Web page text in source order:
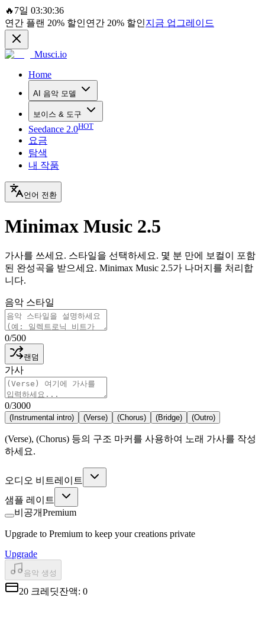
🔥 7일 03:30:36
연간 플랜 20% 할인연간 20% 할인지금 업그레이드
Musci.io
Home
AI 음악 모델
보이스 & 도구
Seedance 2.0HOT
요금
탐색
내 작품
언어 전환
Minimax Music 2.5
가사를 쓰세요. 스타일을 선택하세요. 몇 분 만에 보컬이 포함
된 완성곡을 받으세요. Minimax Music 2.5가 나머지를 처리합
니다.
음악 스타일
0/500
랜덤
가사
0/3000
(Instrumental intro) (Verse) (Chorus) (Bridge) (Outro)
(Verse), (Chorus) 등의 구조 마커를 사용하여 노래 가사를 작성
하세요.
오디오 비트레이트
샘플 레이트
비공개Premium
Upgrade to Premium to keep your creations private
Upgrade
음악 생성
20 크레딧잔액: 0